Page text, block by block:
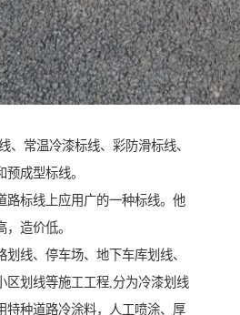
、常温冷漆标线、彩防滑标线、
成型标线。
路标线上应用广的一种标线。他
造价低。
线、停车场、地下车库划线、
区划线等施工工程,分为冷漆划线
特种道路冷涂料，人工喷涂、厚